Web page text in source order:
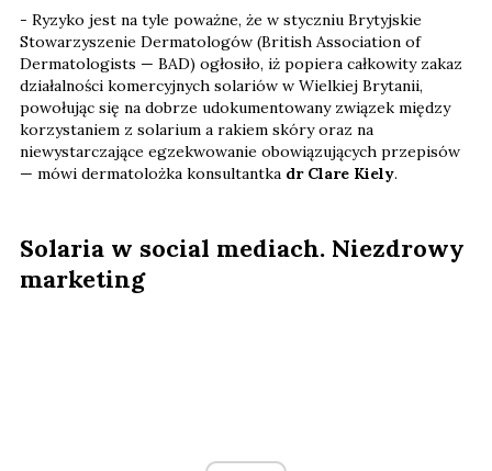
- Ryzyko jest na tyle poważne, że w styczniu Brytyjskie
Stowarzyszenie Dermatologów (British Association of
Dermatologists — BAD) ogłosiło, iż popiera całkowity zakaz
działalności komercyjnych solariów w Wielkiej Brytanii,
powołując się na dobrze udokumentowany związek między
korzystaniem z solarium a rakiem skóry oraz na
niewystarczające egzekwowanie obowiązujących przepisów
— mówi dermatolożka konsultantka dr Clare Kiely.
Solaria w social mediach. Niezdrowy
marketing